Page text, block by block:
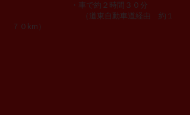
・車で約２時間３０分
（道東自動車道経由 約１
７０km）